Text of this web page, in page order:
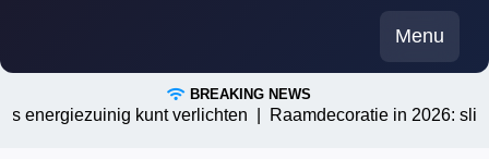
content
Menu
BREAKING NEWS
energiezuinig kunt verlichten | Raamdecoratie in 2026: